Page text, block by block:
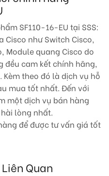
SF110-16-EU tại SSS:
Cisco như Switch Cisco,
Module quang Cisco do
đều cam kết chính hãng,
theo đó là dịch vụ hỗ
mua tốt nhất. Đến với
một dịch vụ bán hàng
lòng nhất.
để được tư vấn giá tốt
Quan